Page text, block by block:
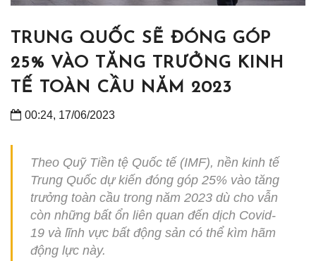
TRUNG QUỐC SẼ ĐÓNG GÓP
25% VÀO TĂNG TRƯỞNG KINH
TẾ TOÀN CẦU NĂM 2023
00:24, 17/06/2023
Theo Quỹ Tiền tệ Quốc tế (IMF), nền kinh tế
Trung Quốc dự kiến đóng góp 25% vào tăng
trưởng toàn cầu trong năm 2023 dù cho vẫn
còn những bất ổn liên quan đến dịch Covid-
19 và lĩnh vực bất động sản có thể kìm hãm
động lực này.